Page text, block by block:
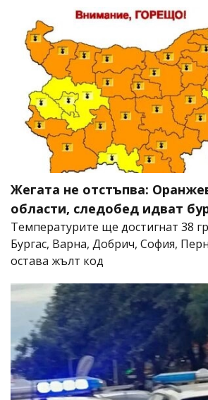
Жегата не отстъпва:
области, следобед идват
Температурите ще достигнат 38
Бургас, Варна, Добрич, София,
остава жълт код